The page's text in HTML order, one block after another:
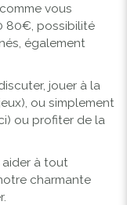
vous
80€, possibilité
également
jouer à la
ou simplement
ou profiter de la
aider à tout
charmante